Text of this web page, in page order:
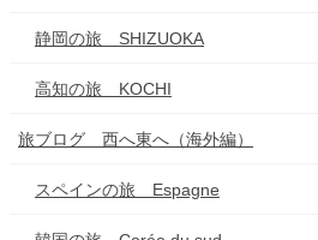
静岡の旅 SHIZUOKA
高知の旅 KOCHI
旅ブログ 西へ東へ（海外編）
スペインの旅 Espagne